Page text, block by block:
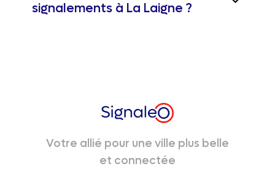
signalements à La Laigne ?
Votre allié pour une ville plus belle
et connectée